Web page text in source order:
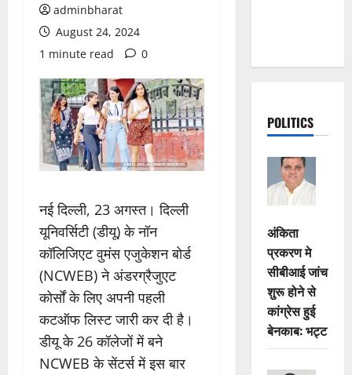
adminbharat
August 24, 2024
1 minute read
0
नई दिल्ली, 23 अगस्त। दिल्ली
यूनिवर्सिटी (डीयू) के नॉन
कॉलिजिएट वुमंस एजुकेशन बोर्ड
(NCWEB) ने अंडरग्रैजुएट
कोर्सों के लिए अपनी पहली
कटऑफ लिस्ट जारी कर दी है।
डीयू के 26 कॉलेजों में बने
NCWEB के सेंटर्स में इस बार
POLITICS
अंकिता
प्रकरण मे
सीबीआई जांच
शुरू होने से
कांग्रेस हुई
बेनकाब: भट्ट